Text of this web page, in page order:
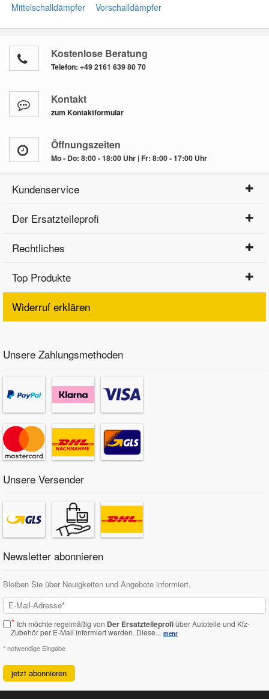
Mittelschalldämpfer
Vorschalldämpfer
Kostenlose Beratung
Telefon: +49 2161 639 80 70
Kontakt
zum Kontaktformular
Öffnungszeiten
Mo - Do: 8:00 - 18:00 Uhr | Fr: 8:00 - 17:00 Uhr
Kundenservice
Der Ersatzteileprofi
Rechtliches
Top Produkte
Widerruf erklären
Unsere Zahlungsmethoden
Unsere Versender
Newsletter abonnieren
Bleiben Sie über Neuigkeiten und Angebote informiert.
* Ich möchte regelmäßig von Der Ersatzteileprofiüber Autoteile und Kfz-
Zubehör per E-Mail informiert werden. Diese... mehr
* notwendige Eingabe
jetzt abonnieren